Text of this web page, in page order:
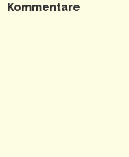
Kommentare